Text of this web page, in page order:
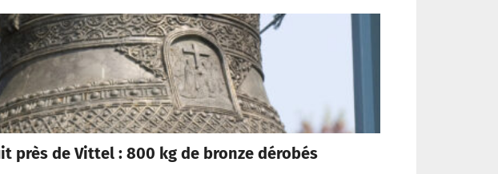
près de Vittel : 800 kg de bronze dérobés